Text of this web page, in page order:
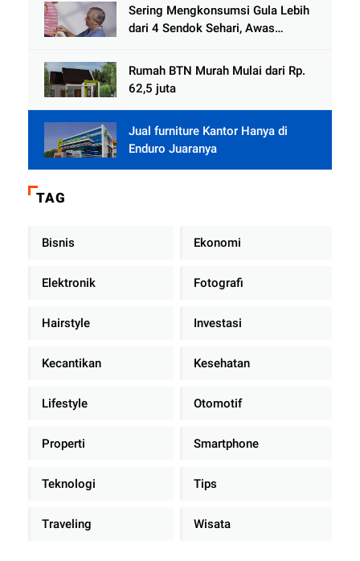
Sering Mengkonsumsi Gula Lebih
dari 4 Sendok Sehari, Awas
Rumah BTN Murah Mulai dari Rp.
62,5 juta
Jual furniture Kantor Hanya di
Enduro Juaranya
TAG
Bisnis Ekonomi
Elektronik Fotografi
Hairstyle Investasi
Kecantikan Kesehatan
Lifestyle Otomotif
Properti Smartphone
Teknologi Tips
Traveling Wisata